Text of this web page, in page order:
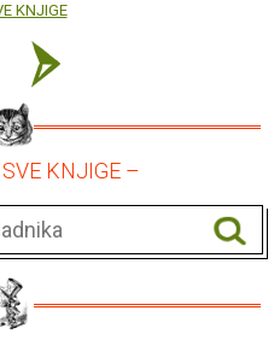
KNJIGE
KNJIGE –